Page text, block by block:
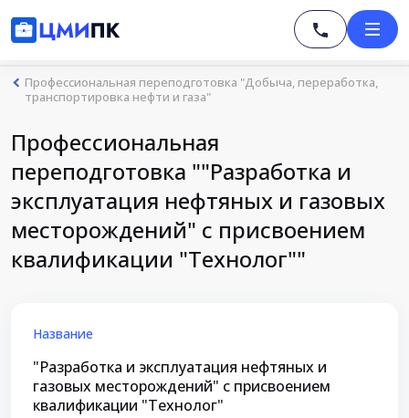
Профессиональная переподготовка "Добыча, переработка,
транспортировка нефти и газа"
Профессиональная
переподготовка ""Разработка и
эксплуатация нефтяных и газовых
месторождений" с присвоением
квалификации "Технолог""
Название
"Разработка и эксплуатация нефтяных и
газовых месторождений" с присвоением
квалификации "Технолог"